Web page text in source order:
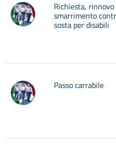
Richiesta,
smarrimento
sosta per disabili
Passo carrabile